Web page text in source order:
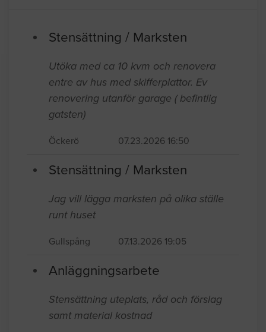
Stensättning / Marksten
Utöka med ca 10 kvm och renovera
entre av hus med skifferplattor. Ev
renovering utanför garage ( befintlig
gatsten)
Öckerö 07.23.2026 16:50
Stensättning / Marksten
Jag vill lägga marksten på olika ställe
runt huset
Gullspång 07.13.2026 19:05
Anläggningsarbete
Stensättning uteplats, råd och förslag
samt material kostnad